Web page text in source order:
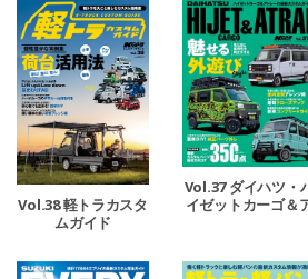
Vol.38 軽トラカスタ
ムガイド
Vol.37 ダイハツ・
イゼットカーゴ＆